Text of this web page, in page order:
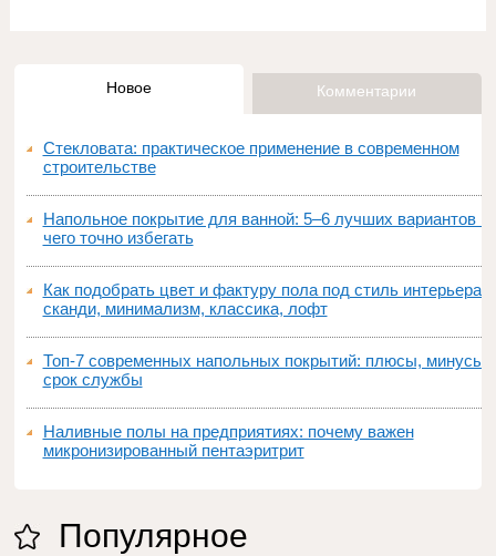
Новое Комментарии
Стекловата: практическое применение в современном
строительстве
Напольное покрытие для ванной: 5–6 лучших вариантов и
чего точно избегать
Как подобрать цвет и фактуру пола под стиль интерьера:
сканди, минимализм, классика, лофт
Топ‑7 современных напольных покрытий: плюсы, минусы,
срок службы
Наливные полы на предприятиях: почему важен
микронизированный пентаэритрит
Популярное